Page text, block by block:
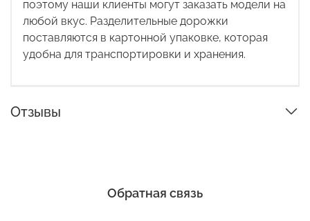
поэтому наши клиенты могут заказать модели на
любой вкус. Разделительные дорожки
поставляются в картонной упаковке, которая
удобна для транспортировки и хранения.
Отзывы
Обратная связь